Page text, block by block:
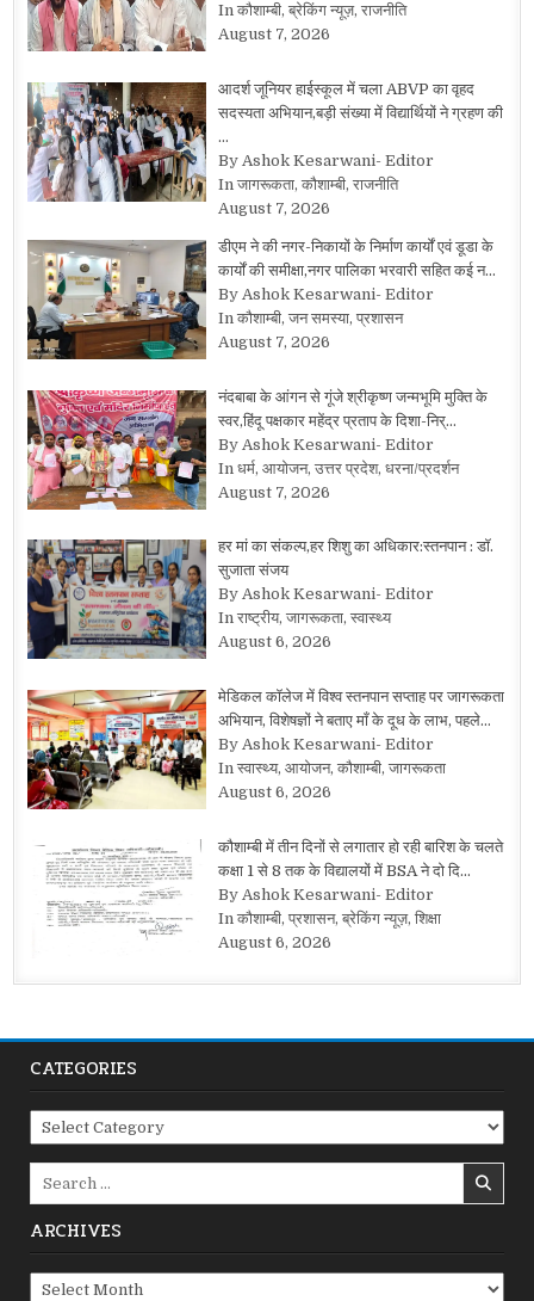
In कौशाम्बी, ब्रेकिंग न्यूज़, राजनीति
August 7, 2026
आदर्श जूनियर हाईस्कूल में चला ABVP का वृहद
सदस्यता अभियान,बड़ी संख्या में विद्यार्थियों ने ग्रहण की
…
By Ashok Kesarwani- Editor
In जागरूकता, कौशाम्बी, राजनीति
August 7, 2026
डीएम ने की नगर-निकायों के निर्माण कार्यों एवं डूडा के
कार्यों की समीक्षा,नगर पालिका भरवारी सहित कई न…
By Ashok Kesarwani- Editor
In कौशाम्बी, जन समस्या, प्रशासन
August 7, 2026
नंदबाबा के आंगन से गूंजे श्रीकृष्ण जन्मभूमि मुक्ति के
स्वर,हिंदू पक्षकार महेंद्र प्रताप के दिशा-निर्…
By Ashok Kesarwani- Editor
In धर्म, आयोजन, उत्तर प्रदेश, धरना/प्रदर्शन
August 7, 2026
हर मां का संकल्प,हर शिशु का अधिकार:स्तनपान : डॉ.
सुजाता संजय
By Ashok Kesarwani- Editor
In राष्ट्रीय, जागरूकता, स्वास्थ्य
August 6, 2026
मेडिकल कॉलेज में विश्व स्तनपान सप्ताह पर जागरूकता
अभियान, विशेषज्ञों ने बताए माँ के दूध के लाभ, पहले…
By Ashok Kesarwani- Editor
In स्वास्थ्य, आयोजन, कौशाम्बी, जागरूकता
August 6, 2026
कौशाम्बी में तीन दिनों से लगातार हो रही बारिश के चलते
कक्षा 1 से 8 तक के विद्यालयों में BSA ने दो दि…
By Ashok Kesarwani- Editor
In कौशाम्बी, प्रशासन, ब्रेकिंग न्यूज़, शिक्षा
August 6, 2026
CATEGORIES
Categories
ARCHIVES
Archives